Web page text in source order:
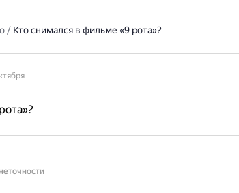
/ Кто снимался в фильме «9 рота»?